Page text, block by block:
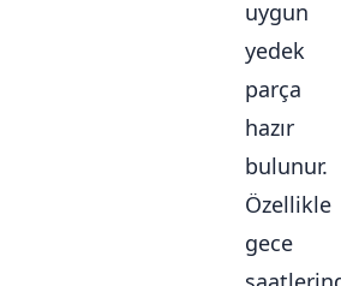
uygun
yedek
parça
hazır
bulunur.
Özellikle
gece